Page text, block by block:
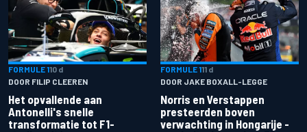
FORMULE 110 d
DOOR FILIP CLEEREN
Het opvallende aan
Antonelli's snelle
transformatie tot F1-
FORMULE 111 d
DOOR JAKE BOXALL-LEGGE
Norris en Verstappen
presteerden boven
verwachting in Hongarije -